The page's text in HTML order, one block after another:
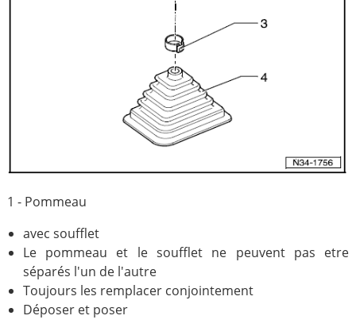
1 - Pommeau
avec soufflet
Le pommeau et le soufflet ne peuvent pas etre
séparés l'un de l'autre
Toujours les remplacer conjointement
Déposer et poser